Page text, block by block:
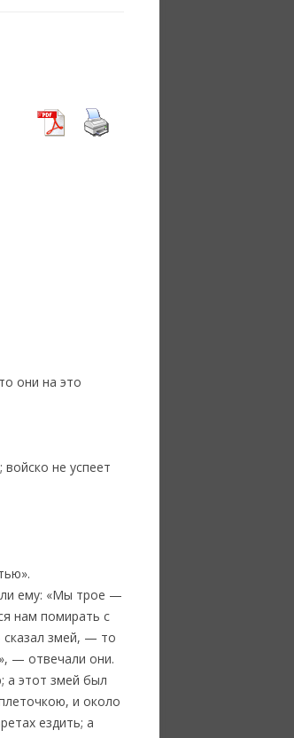
они на это
не успеет
ему: «Мы трое —
нам помирать с
змей, — то
— отвечали они.
а этот змей был
и около
ездить; а